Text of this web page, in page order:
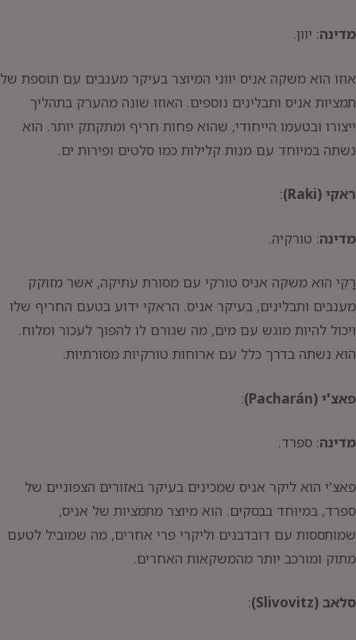
מדינה: יוון.
אוזו הוא משקה אניס יווני המיוצר בעיקר מענבים עם תוספת של
תמציות אניס ותבלינים נוספים. האוזו שונה מהערק בתהליך
ייצורו ובטעמו הייחודי, שהוא פחות חריף ומתקתק יותר. הוא
נשתה במיוחד עם מנות קלילות כמו סלטים ופירות ים.
ראקי (Raki) :
מדינה: טורקיה.
רָקִי הוא משקה אניס טורקי עם מסורת עתיקה, אשר מזוקק
מענבים ותבלינים, בעיקר אניס. הראקי ידוע בטעם החריף שלו
ויכול להיות מוגש עם מים, מה שגורם לו להפוך לעכור ומלוח.
הוא נשתה בדרך כלל עם ארוחות טורקיות מסורתיות.
פאצ'י (Pacharán) :
מדינה: ספרד.
פאצ'י הוא ליקר אניס שמכינים בעיקר באזורים הצפוניים של
ספרד, במיוחד בבסקים. הוא מיוצר מתמציות של אניס,
שמותססות עם דובדבנים וליקרי פרי אחרים, מה שמוביל לטעם
מתוק ומורכב יותר מהמשקאות האחרים.
סלאב (Slivovitz) :